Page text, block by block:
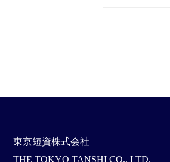
東京短資株式会社
THE TOKYO TANSHI CO., LTD.